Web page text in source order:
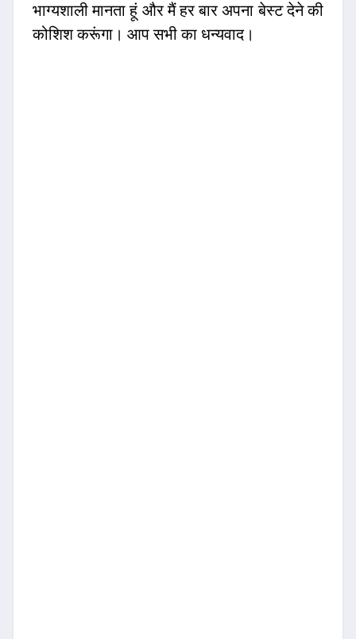
भाग्यशाली मानता हूं और मैं हर बार अपना बेस्ट देने की
कोशिश करूंगा। आप सभी का धन्यवाद।